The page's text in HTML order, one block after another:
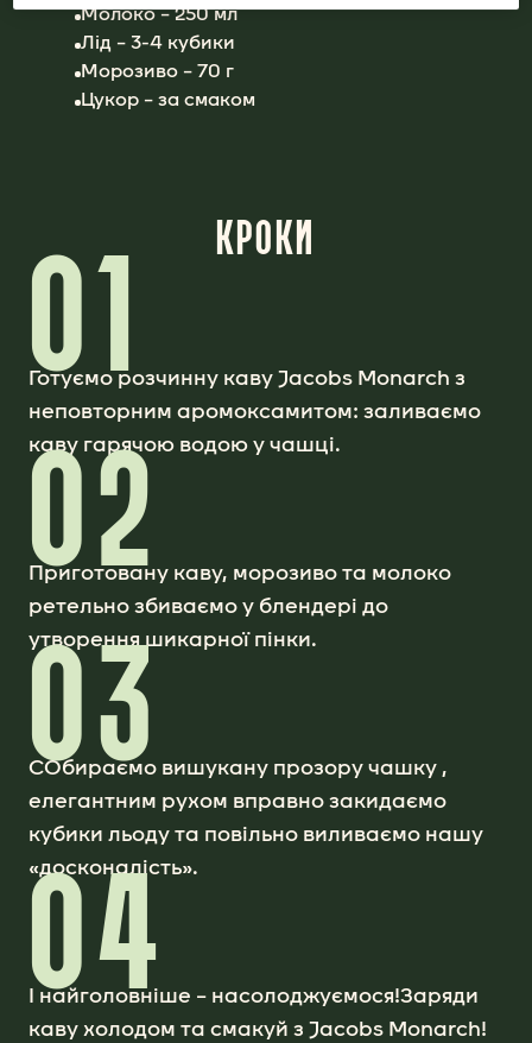
Молоко – 250 мл
Лід – 3-4 кубики
Морозиво – 70 г
Цукор – за смаком
КРОКИ
01
Готуємо розчинну каву Jacobs Monarch з
неповторним аромоксамитом: заливаємо
каву гарячою водою у чашці.
02
Приготовану каву, морозиво та молоко
ретельно збиваємо у блендері до
утворення шикарної пінки.
03
CОбираємо вишукану прозору чашку ,
елегантним рухом вправно закидаємо
кубики льоду та повільно виливаємо нашу
«досконалість».
04
І найголовніше – насолоджуємося!Заряди
каву холодом та смакуй з Jacobs Monarch!